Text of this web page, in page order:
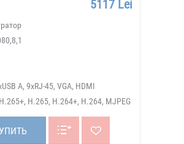
5117 Lei
A, 9xRJ-45, VGA, HDMI
H.265, H.264+, H.264, MJPEG